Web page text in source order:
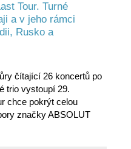
Tour. Turné
a v jeho rámci
Rusko a
čítající 26 koncertů po
trio vystoupí 29.
chce pokrýt celou
značky ABSOLUT